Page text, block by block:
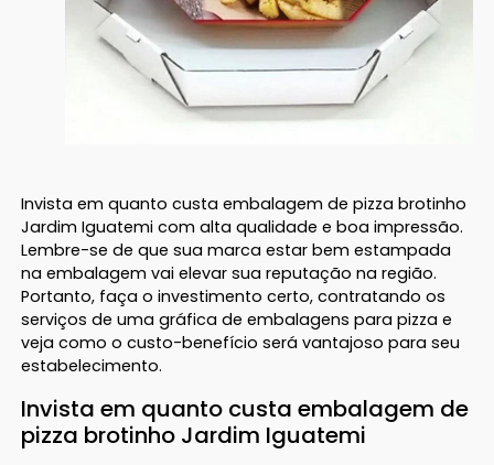
Invista em quanto custa embalagem de pizza brotinho
Jardim Iguatemi com alta qualidade e boa impressão.
Lembre-se de que sua marca estar bem estampada
na embalagem vai elevar sua reputação na região.
Portanto, faça o investimento certo, contratando os
serviços de uma gráfica de embalagens para pizza e
veja como o custo-benefício será vantajoso para seu
estabelecimento.
Invista em quanto custa embalagem de
pizza brotinho Jardim Iguatemi